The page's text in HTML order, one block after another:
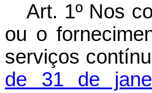
Art. 1º Nos
ou o
serviços
de 31 de